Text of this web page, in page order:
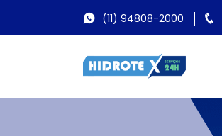
(11) 94808-2000